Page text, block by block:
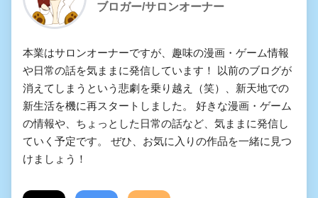
ブロガー/サロンオーナー
本業はサロンオーナーですが、趣味の漫画・ゲーム情報
や日常の話を気ままに発信しています！ 以前のブログが
消えてしまうという悲劇を乗り越え（笑）、新天地での
新生活を機に再スタートしました。 好きな漫画・ゲーム
の情報や、ちょっとした日常の話など、気ままに発信し
ていく予定です。 ぜひ、お気に入りの作品を一緒に見つ
けましょう！